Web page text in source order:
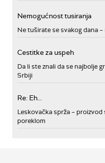
Nemogućnost tusiranja
Ne tuširate se svakog dana
Cestitke za uspeh
Da li ste znali da se najbolje
Srbiji
Re: Eh...
Leskovačka sprža –
poreklom